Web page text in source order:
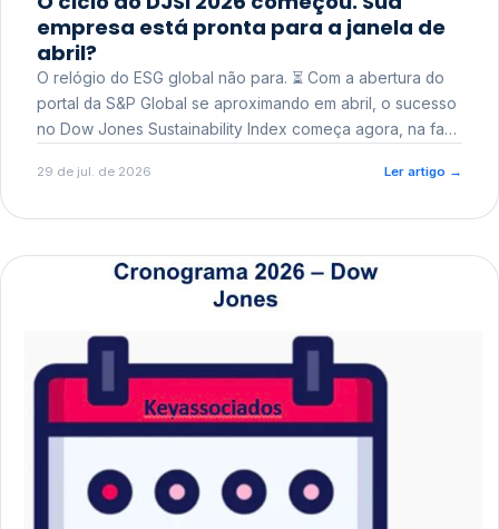
empresa está pronta para a janela de
abril?
O relógio do ESG global não para. ⏳ Com a abertura do
portal da S&P Global se aproximando em abril, o sucesso
no Dow Jones Sustainability Index começa agora, na fase
29 de jul. de 2026 Ler artigo →